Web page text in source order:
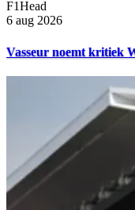
F1Head
6 aug 2026
Vasseur noemt kritiek